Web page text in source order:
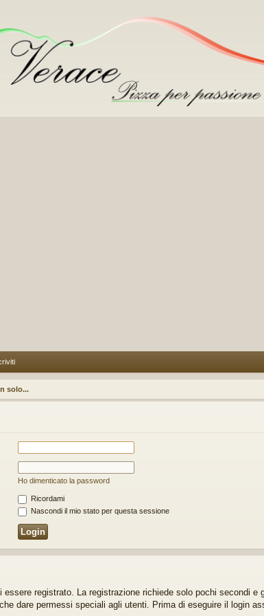
solo...
Ho dimenticato la password
Ricordami
Nascondi il mio stato per questa sessione
essere registrato. La registrazione richiede solo pochi secondi e
dare permessi speciali agli utenti. Prima di eseguire il login